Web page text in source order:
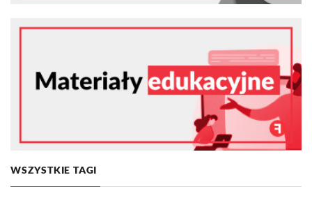
WSZYSTKIE TAGI